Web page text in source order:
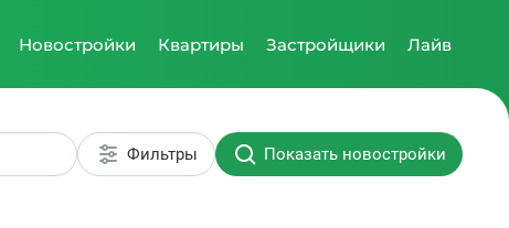
Новостройки Квартиры Застройщики Лайв
Фильтры Показать новостройки